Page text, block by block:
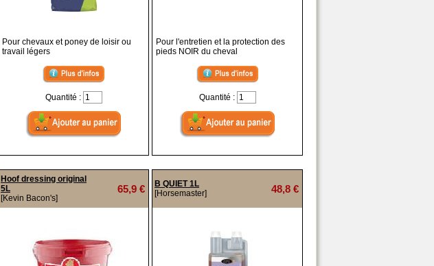
Pour chevaux et poney de loisir ou
travail légers
Quantité :
Pour l'entretien et la protection des
pieds NOIR du cheval
Quantité :
Hoof dressing original
5L
[Kevin Bacon's]
65,9 €
B QUIET 1L
[Horsemaster]
48,8 €